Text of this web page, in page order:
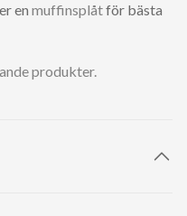
en muffinsplåtför bästa
produkter.